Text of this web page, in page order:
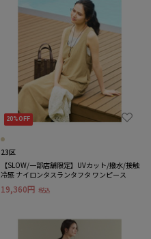
20%OFF
23区
【SLOW/一部店舗限定】UVカット/撥水/接触
冷感 ナイロンタスランタフタ ワンピース
19,360円 税込